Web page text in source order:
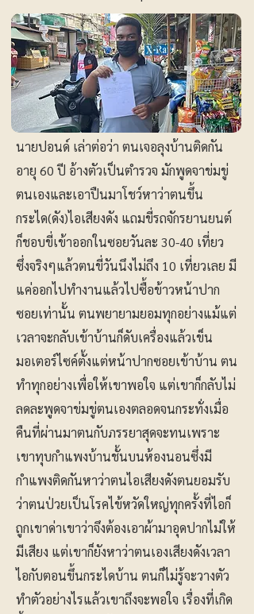
นายปอนด์ เล่าต่อว่า ตนเจอลุงบ้านติดกัน
อายุ 60 ปี อ้างตัวเป็นตำรวจ มักพูดจาข่มขู่
ตนเองและเอาปืนมาโชว์หาว่าตนขึ้น
กระได(ดัง)ไอเสียงดัง แถมขี่รถจักรยานยนต์
ก็ชอบขี่เข้าออกในซอยวันละ 30-40 เที่ยว
ซึ่งจริงๆแล้วตนขี่วันนึงไม่ถึง 10 เที่ยวเลย มี
แค่ออกไปทำงานแล้วไปซื้อข้าวหน้าปาก
ซอยเท่านั้น ตนพยายามยอมทุกอย่างแม้แต่
เวลาจะกลับเข้าบ้านก็ดับเครื่องแล้วเข็น
มอเตอร์ไซค์ตั้งแต่หน้าปากซอยเข้าบ้าน ตน
ทำทุกอย่างเพื่อให้เขาพอใจ แต่เขาก็กลับไม่
ลดละพูดจาข่มขู่ตนเองตลอดจนกระทั่งเมื่อ
คืนที่ผ่านมาตนกับภรรยาสุดจะทนเพราะ
เขาทุบกำแพงบ้านชั้นบนห้องนอนซึ่งมี
กำแพงติดกันหาว่าตนไอเสียงดังตนยอมรับ
ว่าตนป่วยเป็นโรคไข้หวัดใหญ่ทุกครั้งที่ไอก็
ถูกเขาด่าเขาว่าจึงต้องเอาผ้ามาอุดปากไม่ให้
มีเสียง แต่เขาก็ยังหาว่าตนเองเสียงดังเวลา
ไอกับตอนขึ้นกระไดบ้าน ตนก็ไม่รู้จะวางตัว
ทำตัวอย่างไรแล้วเขาถึงจะพอใจ เรื่องที่เกิด